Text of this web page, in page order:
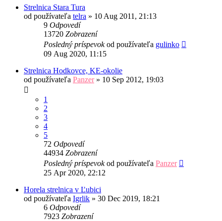
Strelnica Stara Tura
od používateľa telra » 10 Aug 2011, 21:13
9 Odpovedí
13720 Zobrazení
Posledný príspevokod používateľa gulinko
09 Aug 2020, 11:15
Strelnica Hodkovce, KE-okolie
od používateľa Panzer» 10 Sep 2012, 19:03
1
2
3
4
5
72 Odpovedí
44934 Zobrazení
Posledný príspevokod používateľa Panzer
25 Apr 2020, 22:12
Horela strelnica v Ľubici
od používateľa Igrlik » 30 Dec 2019, 18:21
6 Odpovedí
7923 Zobrazení